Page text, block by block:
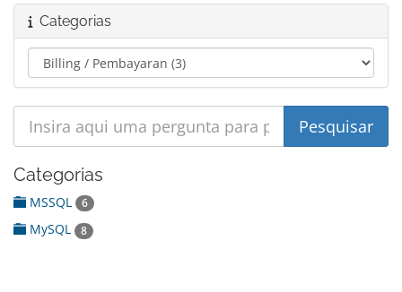
Categorias
Categorias
MSSQL 6
MySQL 8